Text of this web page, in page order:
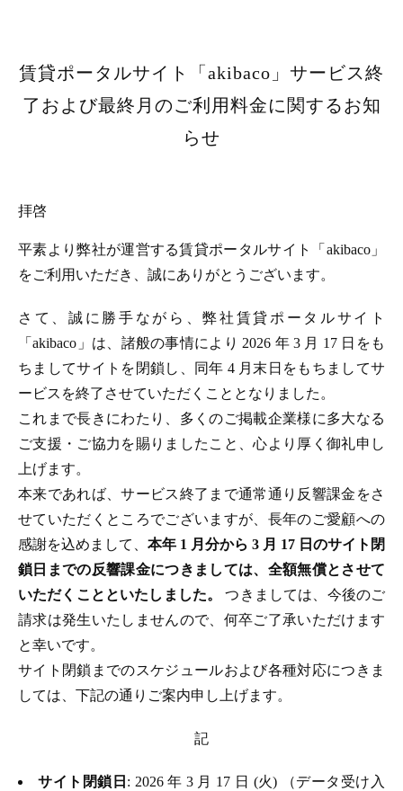
賃貸ポータルサイト「akibaco」サービス終
了および最終月のご利用料金に関するお知
らせ
拝啓
平素より弊社が運営する賃貸ポータルサイト「akibaco」
をご利用いただき、誠にありがとうございます。
さて、誠に勝手ながら、弊社賃貸ポータルサイト
「akibaco」は、諸般の事情により 2026 年 3 月 17 日をも
ちましてサイトを閉鎖し、同年 4 月末日をもちましてサ
ービスを終了させていただくこととなりました。
これまで長きにわたり、多くのご掲載企業様に多大なる
ご支援・ご協力を賜りましたこと、心より厚く御礼申し
上げます。
本来であれば、サービス終了まで通常通り反響課金をさ
せていただくところでございますが、長年のご愛顧への
感謝を込めまして、 本年 1 月分から 3 月 17 日のサイト閉
鎖日までの反響課金につきましては、全額無償とさせて
いただくことといたしました。つきましては、今後のご
請求は発生いたしませんので、何卒ご了承いただけます
と幸いです。
サイト閉鎖までのスケジュールおよび各種対応につきま
しては、下記の通りご案内申し上げます。
記
サイト閉鎖日 : 2026 年 3 月 17 日 (火) （データ受け入